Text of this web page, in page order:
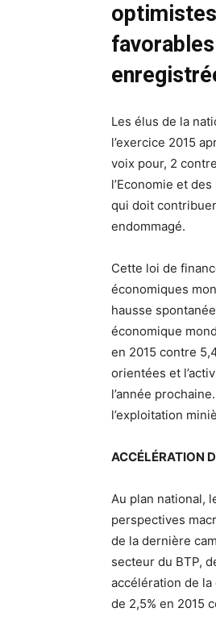
Les élus de la
l’exercice 2015
voix pour, 2
l’Economie et
qui doit
endommagé.
Cette loi de
économiques
hausse
économique
en 2015 contre
orientées et
l’année
l’exploitation
ACCÉLÉRATION
Au plan national,
perspectives
de la dernière
secteur du BTP,
accélération de
de 2,5% en 2015